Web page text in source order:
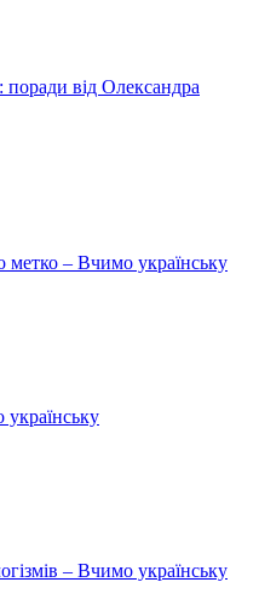
поради від Олександра
метко – Вчимо українську
– Вчимо українську